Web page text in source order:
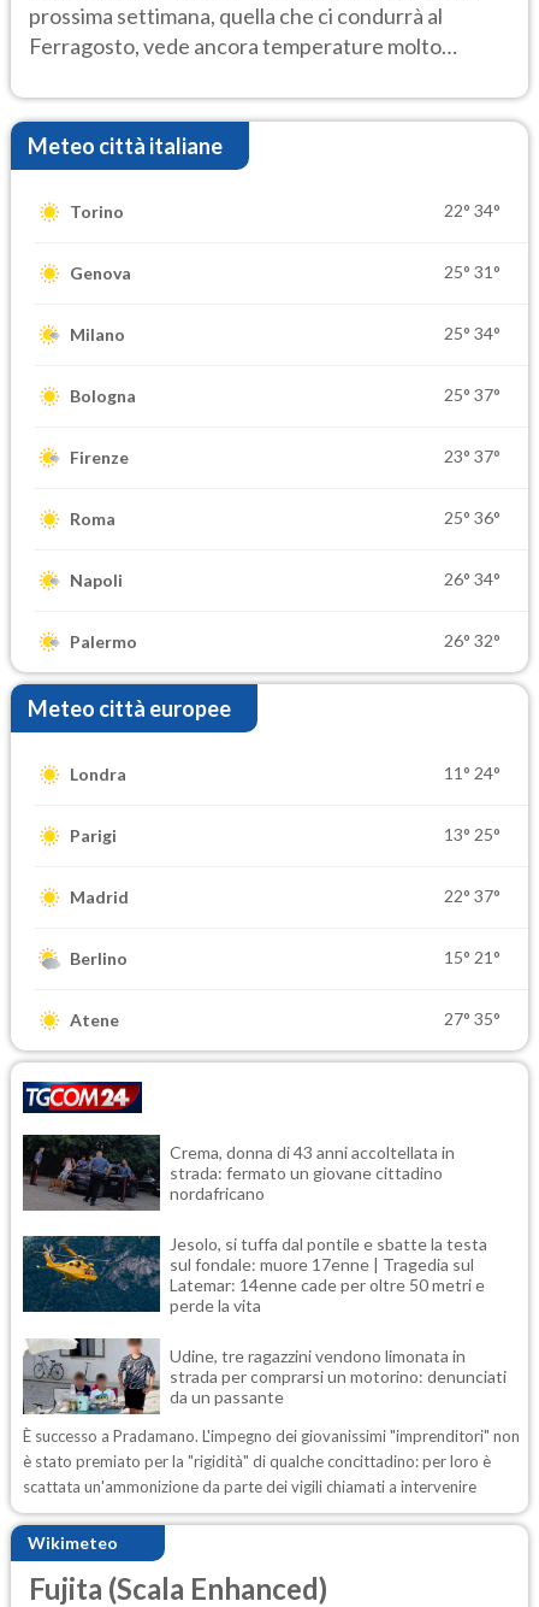
prossima settimana, quella che ci condurrà al
Ferragosto, vede ancora temperature molto
Meteo città italiane
Torino 22° 34°
Genova 25° 31°
Milano 25° 34°
Bologna 25° 37°
Firenze 23° 37°
Roma 25° 36°
Napoli 26° 34°
Palermo 26° 32°
Meteo città europee
Londra 11° 24°
Parigi 13° 25°
Madrid 22° 37°
Berlino 15° 21°
Atene 27° 35°
Crema, donna di 43 anni accoltellata in
strada: fermato un giovane cittadino
nordafricano
Jesolo, si tuffa dal pontile e sbatte la testa
sul fondale: muore 17enne | Tragedia sul
Latemar: 14enne cade per oltre 50 metri e
perde la vita
Udine, tre ragazzini vendono limonata in
strada per comprarsi un motorino: denunciati
da un passante
È successo a Pradamano. L'impegno dei giovanissimi "imprenditori" non
è stato premiato per la "rigidità" di qualche concittadino: per loro è
scattata un'ammonizione da parte dei vigili chiamati a intervenire
Wikimeteo
Fujita (Scala Enhanced)